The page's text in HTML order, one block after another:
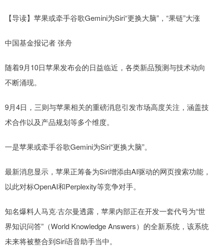
【导读】苹果或牵手谷歌Gemini为Siri“更换大脑”，“果链”大涨
中国基金报记者 张舟
随着9月10日苹果发布会的日益临近，各类新品预测与技术动向
不断涌现。
9月4日，三则与苹果相关的重磅消息引发市场高度关注，涵盖技
术合作以及产品规划等多个维度。
一是苹果或牵手谷歌Gemini为Siri“更换大脑”。
最新消息显示，苹果正筹备为Siri增添由AI驱动的网页搜索功能，
以此对标OpenAI和Perplexity等竞争对手。
知名爆料人马克·古尔曼透露，苹果内部正在开发一套代号为“世
界知识问答”（World Knowledge Answers）的全新系统，该系统
未来将被整合到Siri语音助手当中。